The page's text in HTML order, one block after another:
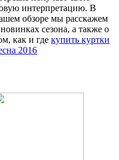
интерпретацию. В
обзоре мы расскажем
сезона, а также о
как и где купить куртки
2016